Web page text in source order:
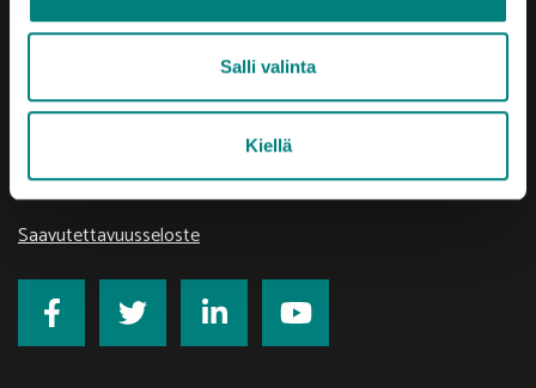
Salli valinta
Kiellä
Vaihde (02) 620 5300
prizztech@prizz.fi
Rekisteriseloste
Saavutettavuusseloste